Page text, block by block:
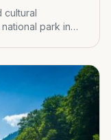
cultural
park in